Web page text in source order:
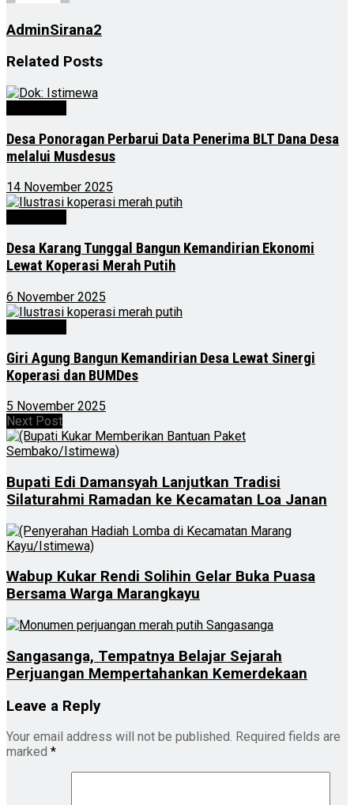
AdminSirana2
Related Posts
Desa Ponoragan Perbarui Data Penerima BLT Dana Desa
melalui Musdesus
14 November 2025
Desa Karang Tunggal Bangun Kemandirian Ekonomi
Lewat Koperasi Merah Putih
6 November 2025
Giri Agung Bangun Kemandirian Desa Lewat Sinergi
Koperasi dan BUMDes
5 November 2025
Next Post
Bupati Edi Damansyah Lanjutkan Tradisi
Silaturahmi Ramadan ke Kecamatan Loa Janan
Wabup Kukar Rendi Solihin Gelar Buka Puasa
Bersama Warga Marangkayu
Sangasanga, Tempatnya Belajar Sejarah
Perjuangan Mempertahankan Kemerdekaan
Leave a Reply
Your email address will not be published. Required fields are
marked *